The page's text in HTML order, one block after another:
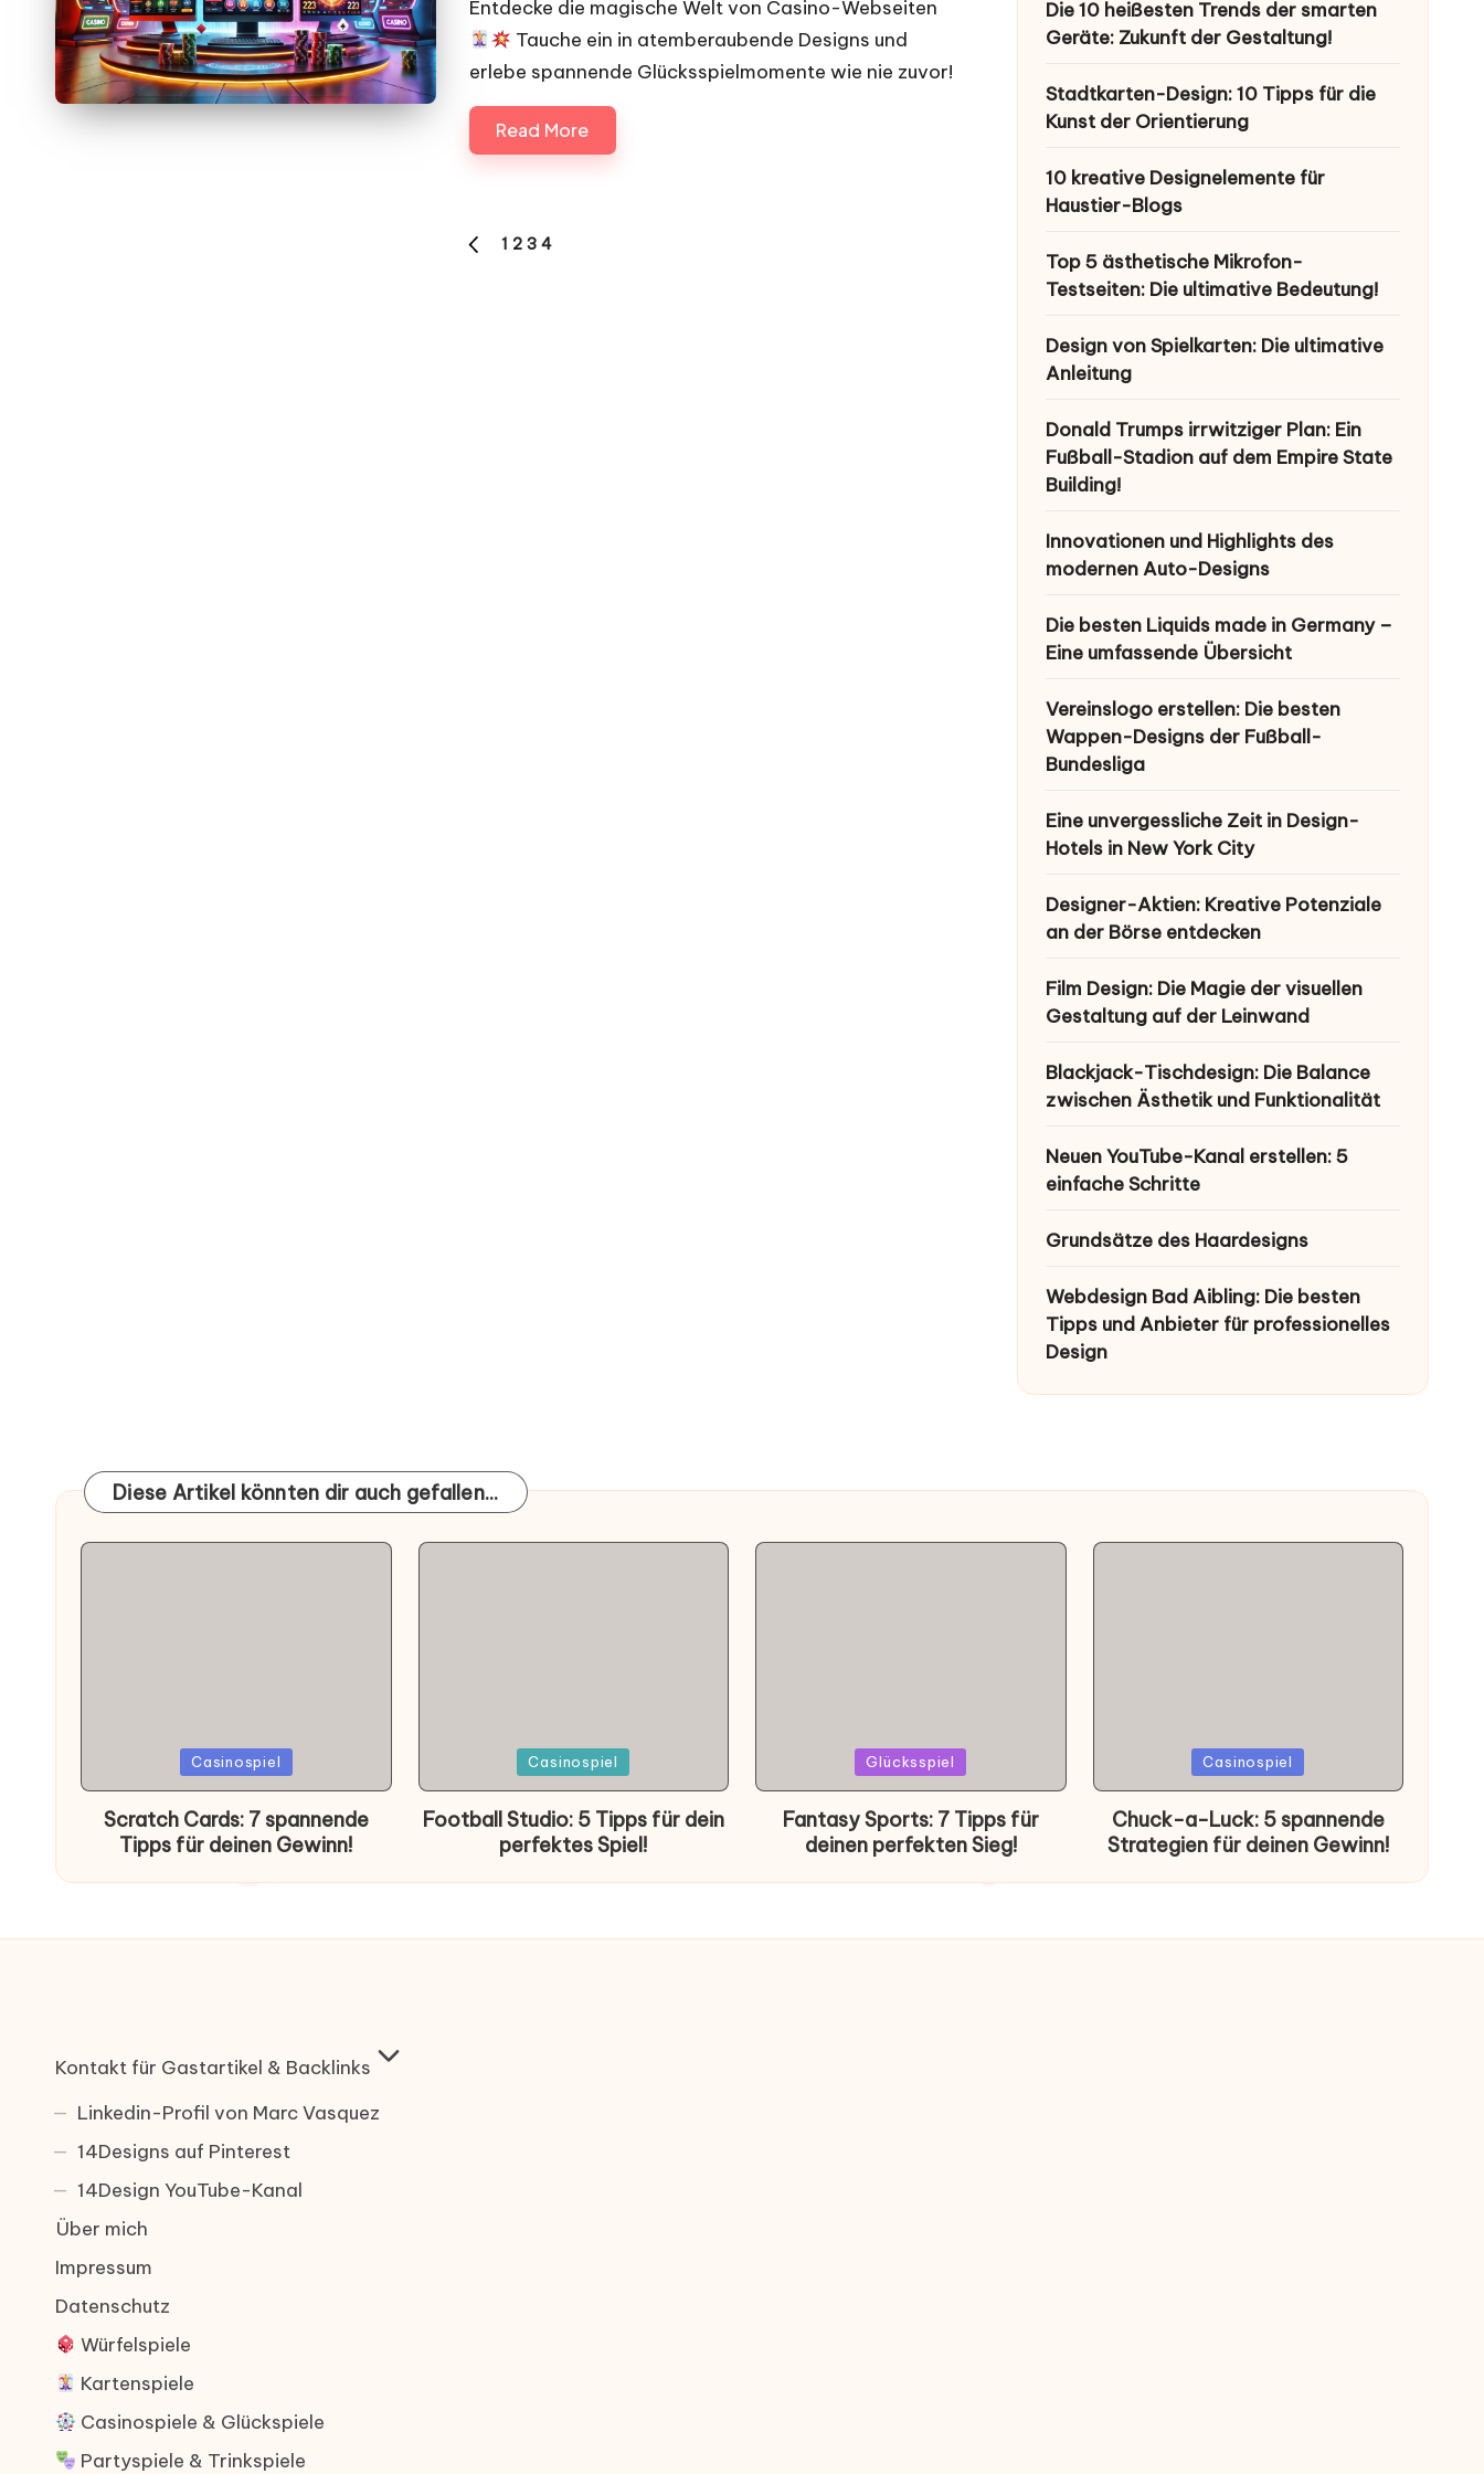
Entdecke die magische Welt von Casino-Webseiten
Tauche ein in atemberaubende Designs und
erlebe spannende Glücksspielmomente wie nie zuvor!
Read More
PREVIOUS
1 2 3 4
Die 10 heißesten Trends der smarten
Geräte: Zukunft der Gestaltung!
Stadtkarten-Design: 10 Tipps für die
Kunst der Orientierung
10 kreative Designelemente für
Haustier-Blogs
Top 5 ästhetische Mikrofon-
Testseiten: Die ultimative Bedeutung!
Design von Spielkarten: Die ultimative
Anleitung
Donald Trumps irrwitziger Plan: Ein
Fußball-Stadion auf dem Empire State
Building!
Innovationen und Highlights des
modernen Auto-Designs
Die besten Liquids made in Germany –
Eine umfassende Übersicht
Vereinslogo erstellen: Die besten
Wappen-Designs der Fußball-
Bundesliga
Eine unvergessliche Zeit in Design-
Hotels in New York City
Designer-Aktien: Kreative Potenziale
an der Börse entdecken
Film Design: Die Magie der visuellen
Gestaltung auf der Leinwand
Blackjack-Tischdesign: Die Balance
zwischen Ästhetik und Funktionalität
Neuen YouTube-Kanal erstellen: 5
einfache Schritte
Grundsätze des Haardesigns
Webdesign Bad Aibling: Die besten
Tipps und Anbieter für professionelles
Design
Diese Artikel könnten dir auch gefallen...
in
Casinospiel
Scratch Cards: 7 spannende
Tipps für deinen Gewinn!
in
Casinospiel
Football Studio: 5 Tipps für dein
perfektes Spiel!
in
Glücksspiel
Fantasy Sports: 7 Tipps für
deinen perfekten Sieg!
in
Casinospiel
Chuck-a-Luck: 5 spannende
Strategien für deinen Gewinn!
Kontakt für Gastartikel & Backlinks
Linkedin-Profil von Marc Vasquez
14Designs auf Pinterest
14Design YouTube-Kanal
Über mich
Impressum
Datenschutz
Würfelspiele
Kartenspiele
Casinospiele & Glückspiele
Partyspiele & Trinkspiele